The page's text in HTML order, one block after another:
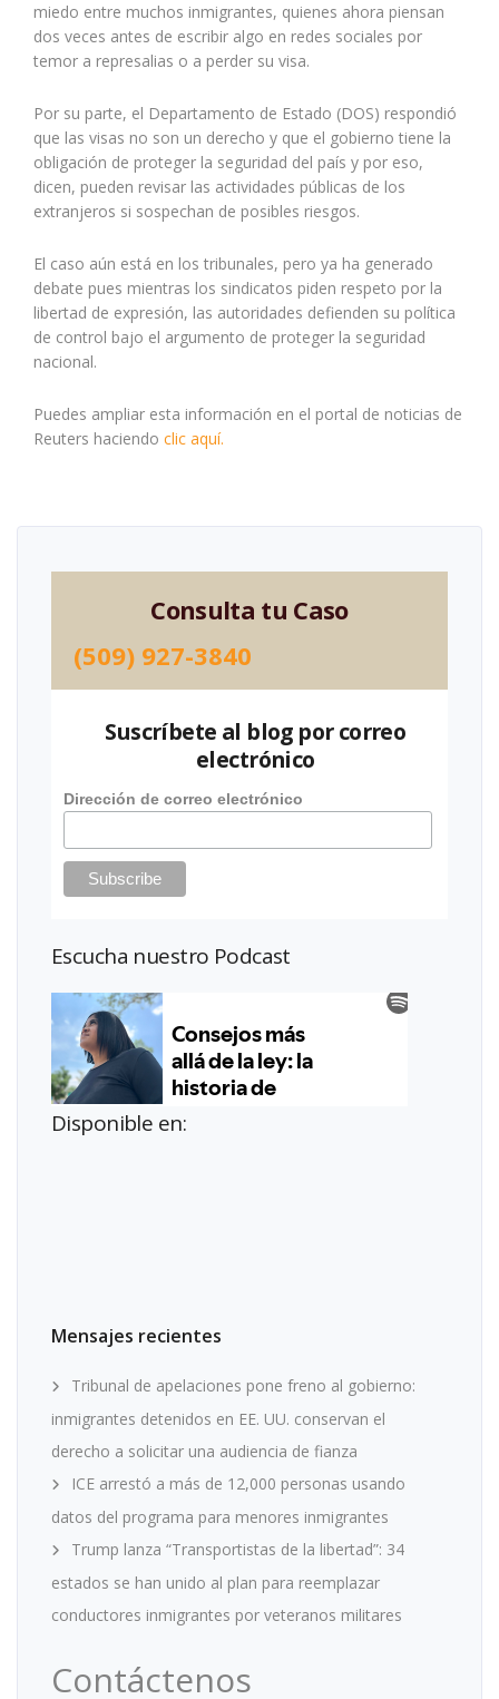
miedo entre muchos inmigrantes, quienes ahora piensan
dos veces antes de escribir algo en redes sociales por
temor a represalias o a perder su visa.
Por su parte, el Departamento de Estado (DOS) respondió
que las visas no son un derecho y que el gobierno tiene la
obligación de proteger la seguridad del país y por eso,
dicen, pueden revisar las actividades públicas de los
extranjeros si sospechan de posibles riesgos.
El caso aún está en los tribunales, pero ya ha generado
debate pues mientras los sindicatos piden respeto por la
libertad de expresión, las autoridades defienden su política
de control bajo el argumento de proteger la seguridad
nacional.
Puedes ampliar esta información en el portal de noticias de
Reuters haciendo clic aquí.
Consulta tu Caso
(509) 927-3840
Suscríbete al blog por correo
electrónico
Dirección de correo electrónico
Escucha nuestro Podcast
Disponible en:
Mensajes recientes
Tribunal de apelaciones pone freno al gobierno:
inmigrantes detenidos en EE. UU. conservan el
derecho a solicitar una audiencia de fianza
ICE arrestó a más de 12,000 personas usando
datos del programa para menores inmigrantes
Trump lanza “Transportistas de la libertad”: 34
estados se han unido al plan para reemplazar
conductores inmigrantes por veteranos militares
Contáctenos